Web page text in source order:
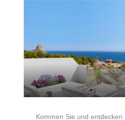
Kommen Sie und entdecken